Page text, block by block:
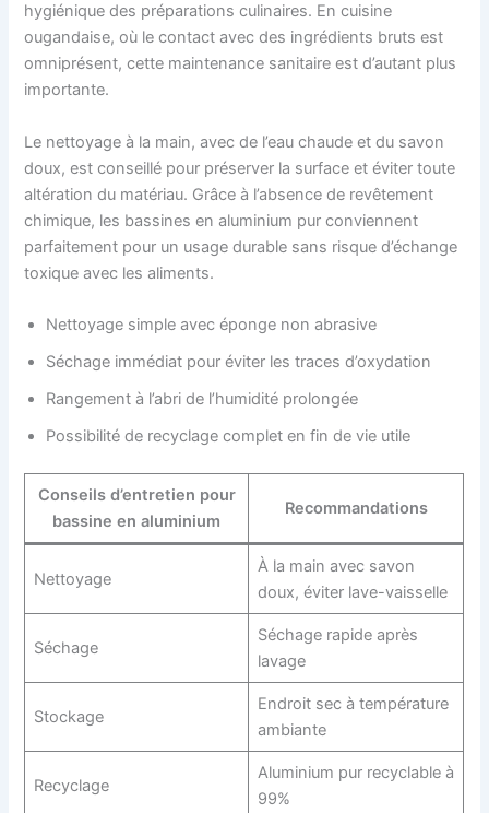
hygiénique des préparations culinaires. En cuisine
ougandaise, où le contact avec des ingrédients bruts est
omniprésent, cette maintenance sanitaire est d’autant plus
importante.
Le nettoyage à la main, avec de l’eau chaude et du savon
doux, est conseillé pour préserver la surface et éviter toute
altération du matériau. Grâce à l’absence de revêtement
chimique, les bassines en aluminium pur conviennent
parfaitement pour un usage durable sans risque d’échange
toxique avec les aliments.
Nettoyage simple avec éponge non abrasive
Séchage immédiat pour éviter les traces d’oxydation
Rangement à l’abri de l’humidité prolongée
Possibilité de recyclage complet en fin de vie utile
Conseils d’entretien pour
bassine en aluminium
Recommandations
Nettoyage
À la main avec savon
doux, éviter lave-vaisselle
Séchage
Séchage rapide après
lavage
Stockage
Endroit sec à température
ambiante
Recyclage
Aluminium pur recyclable à
99%